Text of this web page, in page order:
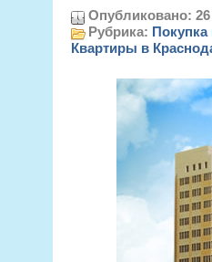
Опубликовано: 26
Рубрика:
Квартиры в